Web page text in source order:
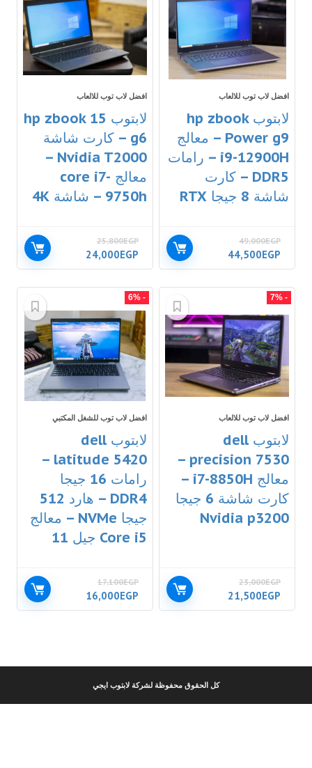
افضل لاب توب للالعاب
لابتوب hp zbook
Power g9 – معالج
i9-12900H – رامات
DDR5 – كارت
شاشة 8 جيجا RTX
49,000EGP
44,500EGP
افضل لاب توب للالعاب
لابتوب hp zbook 15
g6 – كارت شاشة
Nvidia T2000 –
معالج core i7-
9750h – شاشة 4K
25,800EGP
24,000EGP
- 7%
افضل لاب توب للالعاب
لابتوب dell
precision 7530 –
معالج i7-8850H –
كارت شاشة 6 جيجا
Nvidia p3200
23,000EGP
21,500EGP
- 6%
افضل لاب توب للشغل المكتبي
لابتوب dell
latitude 5420 –
رامات 16 جيجا
DDR4 – هارد 512
جيجا NVMe – معالج
Core i5 جيل 11
17,100EGP
16,000EGP
كل الحقوق محفوظة لشركة لابتوب ايجي